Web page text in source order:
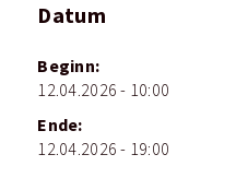
Datum
Beginn:
12.04.2026 - 10:00
Ende:
12.04.2026 - 19:00